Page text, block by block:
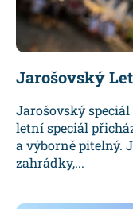
Jarošovský
Jarošovský speciál
letní speciál
a výborně pitelný.
zahrádky,...